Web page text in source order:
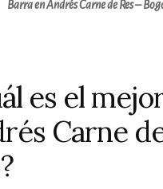
Barra en Andrés Carne de Res –
es el
Carne